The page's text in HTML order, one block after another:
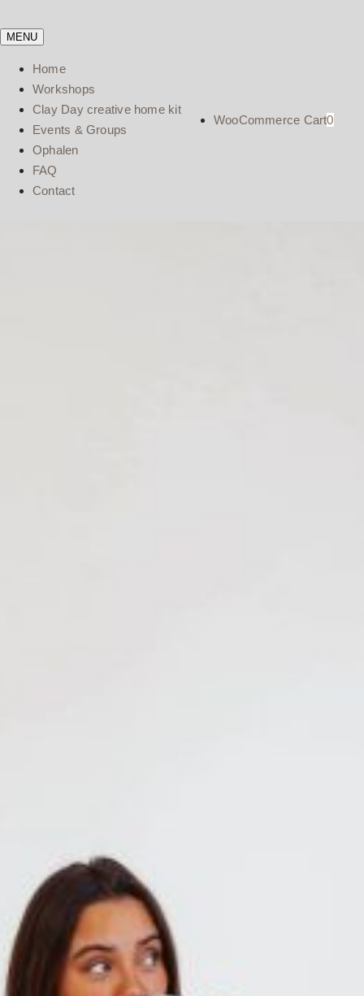
naar
inhoud
MENU
Home
Workshops
Clay Day creative home kit
Events & Groups
Ophalen
FAQ
Contact
WooCommerce Cart0